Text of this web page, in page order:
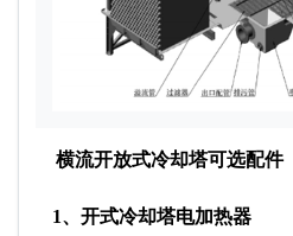
横流开放式冷却塔可选配件
1、开式冷却塔电加热器